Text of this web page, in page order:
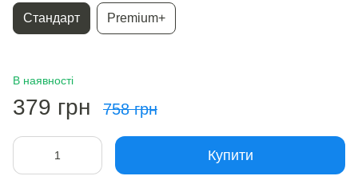
Стандарт Premium+
В наявності
379 грн 758 грн
Купити